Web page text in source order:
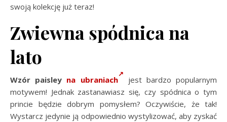
swoją kolekcję już teraz!
Zwiewna spódnica na
lato
Wzór paisley na ubraniach
jest bardzo popularnym
motywem! Jednak zastanawiasz się, czy spódnica o tym
princie będzie dobrym pomysłem? Oczywiście, że tak!
Wystarcz jedynie ją odpowiednio wystylizować, aby zyskać